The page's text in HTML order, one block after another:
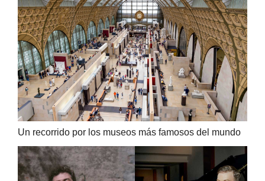
Un recorrido por los museos más famosos del mundo